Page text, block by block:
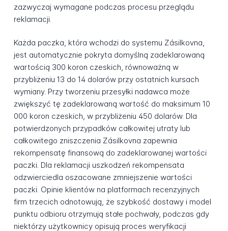
zazwyczaj wymagane podczas procesu przeglądu
reklamacji.
Każda paczka, która wchodzi do systemu Zásilkovna,
jest automatycznie pokryta domyślną zadeklarowaną
wartością 300 koron czeskich, równoważną w
przybliżeniu 13 do 14 dolarów przy ostatnich kursach
wymiany. Przy tworzeniu przesyłki nadawca może
zwiększyć tę zadeklarowaną wartość do maksimum 10
000 koron czeskich, w przybliżeniu 450 dolarów. Dla
potwierdzonych przypadków całkowitej utraty lub
całkowitego zniszczenia Zásilkovna zapewnia
rekompensatę finansową do zadeklarowanej wartości
paczki. Dla reklamacji uszkodzeń rekompensata
odzwierciedla oszacowane zmniejszenie wartości
paczki. Opinie klientów na platformach recenzyjnych
firm trzecich odnotowują, że szybkość dostawy i model
punktu odbioru otrzymują stałe pochwały, podczas gdy
niektórzy użytkownicy opisują proces weryfikacji